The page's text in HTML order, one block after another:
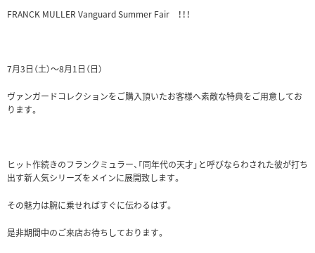
FRANCK MULLER Vanguard Summer Fair ！！！
7月3日（土）～8月1日（日）
ヴァンガードコレクションをご購入頂いたお客様へ素敵な特典をご用意してお
ります。
ヒット作続きのフランクミュラー、「同年代の天才」と呼びならわされた彼が打ち
出す新人気シリーズをメインに展開致します。
その魅力は腕に乗せればすぐに伝わるはず。
是非期間中のご来店お待ちしております。